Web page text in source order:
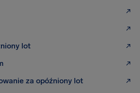
lot
za opóźniony lot